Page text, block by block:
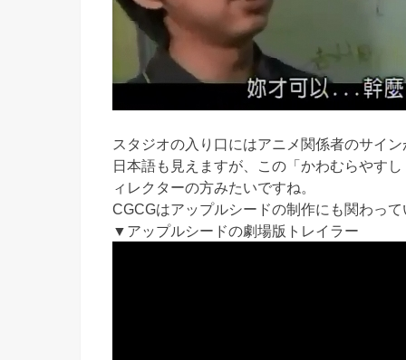
スタジオの入り口にはアニメ関係者のサイ
日本語も見えますが、この「かわむらやす
ィレクターの方みたいですね。
CGCGはアップルシードの制作にも関わっ
▼アップルシードの劇場版トレイラー